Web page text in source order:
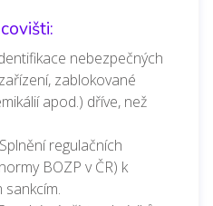
nebezpečných
zablokované
apod.) dříve, než
regulačních
BOZP v ČR) k
sankcím.